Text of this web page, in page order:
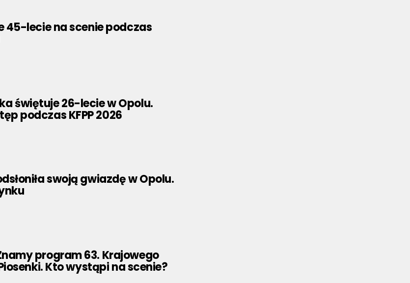
45-lecie na scenie podczas
świętuje 26-lecie w Opolu.
podczas KFPP 2026
swoją gwiazdę w Opolu.
program 63. Krajowego
Kto wystąpi na scenie?